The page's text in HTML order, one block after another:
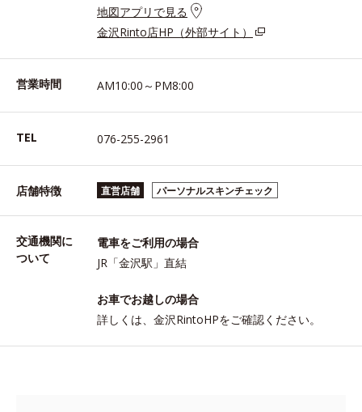
地図アプリで見る
金沢Rinto店HP（外部サイト）
営業時間 AM10:00～PM8:00
TEL 076-255-2961
店舗特徴 直営店舗 パーソナルスキンチェック
交通機関に
ついて
電車をご利用の場合
JR「金沢駅」直結
お車でお越しの場合
詳しくは、金沢RintoHPをご確認ください。